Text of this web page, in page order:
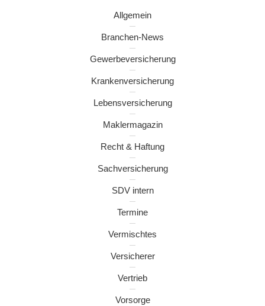
Allgemein
Branchen-News
Gewerbeversicherung
Krankenversicherung
Lebensversicherung
Maklermagazin
Recht & Haftung
Sachversicherung
SDV intern
Termine
Vermischtes
Versicherer
Vertrieb
Vorsorge